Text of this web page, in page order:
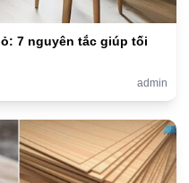
7 nguyên tắc giúp tối
admin